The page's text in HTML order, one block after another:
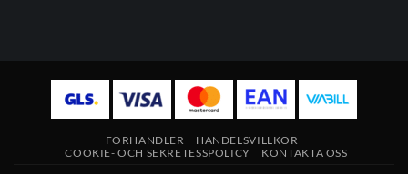
FORHANDLER
HANDELSVILLKOR
COOKIE- OCH SEKRETESSPOLICY
KONTAKTA OSS